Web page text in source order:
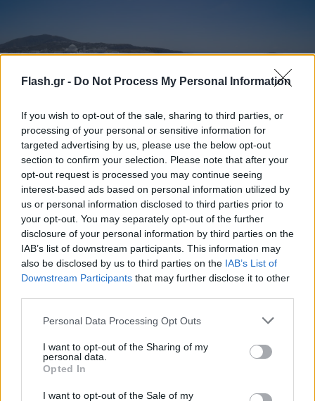
Flash.gr - Do Not Process My Personal Information
If you wish to opt-out of the sale, sharing to third parties, or
processing of your personal or sensitive information for
targeted advertising by us, please use the below opt-out
section to confirm your selection. Please note that after your
opt-out request is processed you may continue seeing
interest-based ads based on personal information utilized by
us or personal information disclosed to third parties prior to
your opt-out. You may separately opt-out of the further
disclosure of your personal information by third parties on the
IAB’s list of downstream participants. This information may
also be disclosed by us to third parties on the IAB’s List of
Downstream Participants that may further disclose it to other
Please note that this website/app uses one or more Google
not limited to your visit or usage behaviour. You may click to
grant or deny consent to Google and its third-party tags to
use your data for below specified purposes in below Google
consent section.
Personal Data Processing Opt Outs
I want to opt-out of the Sharing of my
personal data.
Opted In
I want to opt-out of the Sale of my
Νέο Χωροταξικό για τον Τουρισμό: Ο χάρτης
επενδύσεων, οι περιοχές «υπό πίεση» και οι νέοι
κανόνες
08.08.2026